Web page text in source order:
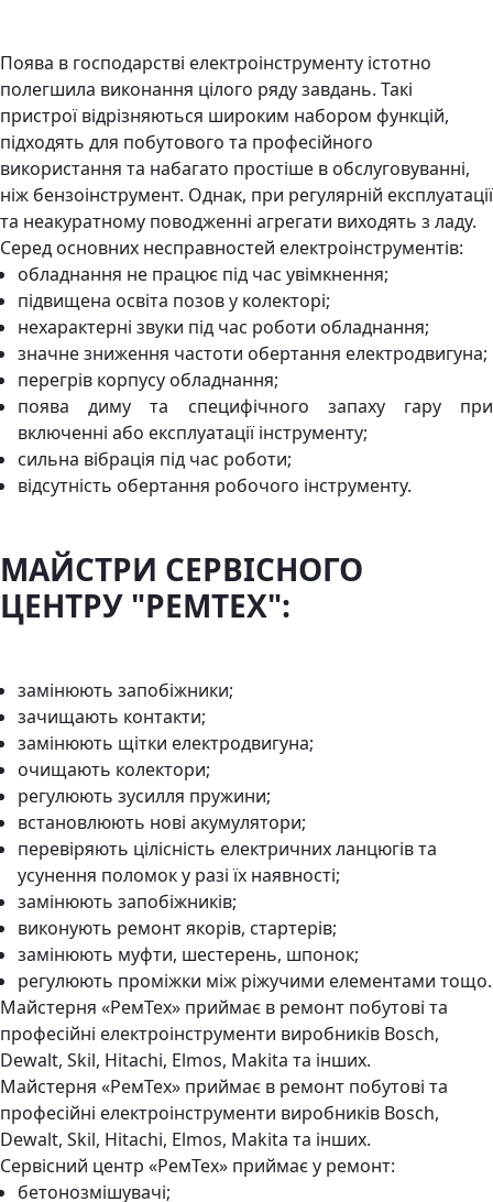
Поява в господарстві електроінструменту істотно
полегшила виконання цілого ряду завдань. Такі
пристрої відрізняються широким набором функцій,
підходять для побутового та професійного
використання та набагато простіше в обслуговуванні,
ніж бензоінструмент. Однак, при регулярній експлуатації
та неакуратному поводженні агрегати виходять з ладу.
Серед основних несправностей електроінструментів:
обладнання не працює під час увімкнення;
підвищена освіта позов у ​​колекторі;
нехарактерні звуки під час роботи обладнання;
значне зниження частоти обертання електродвигуна;
перегрів корпусу обладнання;
поява диму та специфічного запаху гару при
включенні або експлуатації інструменту;
сильна вібрація під час роботи;
відсутність обертання робочого інструменту.
МАЙСТРИ СЕРВІСНОГО
ЦЕНТРУ "РЕМТЕХ":
замінюють запобіжники;
зачищають контакти;
замінюють щітки електродвигуна;
очищають колектори;
регулюють зусилля пружини;
встановлюють нові акумулятори;
перевіряють цілісність електричних ланцюгів та
усунення поломок у разі їх наявності;
замінюють запобіжників;
виконують ремонт якорів, стартерів;
замінюють муфти, шестерень, шпонок;
регулюють проміжки між ріжучими елементами тощо.
Майстерня «РемТех» приймає в ремонт побутові та
професійні електроінструменти виробників Bosch,
Dewalt, Skil, Hitachi, Elmos, Makita та інших.
Майстерня «РемТех» приймає в ремонт побутові та
професійні електроінструменти виробників Bosch,
Dewalt, Skil, Hitachi, Elmos, Makita та інших.
Сервісний центр «РемТех» приймає у ремонт:
бетонозмішувачі;